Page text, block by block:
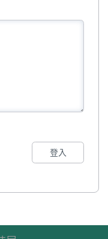
登入